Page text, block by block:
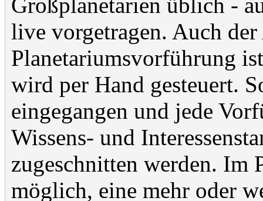
live vorgetragen. Auch
Planetariumsvorführung
wird per Hand gesteuert.
eingegangen und jede
Wissens- und
zugeschnitten werden. Im
möglich, eine mehr oder